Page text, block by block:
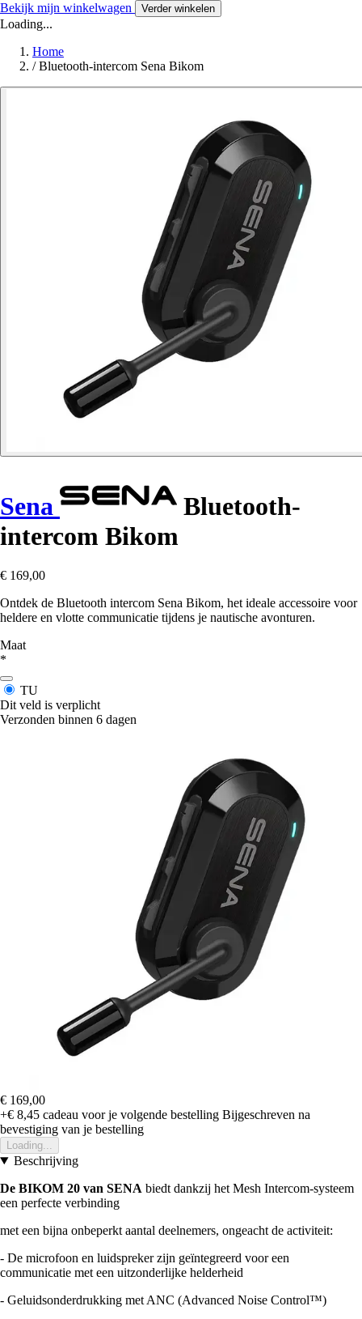
Bekijk mijn winkelwagen Verder winkelen
Loading...
Home
/ Bluetooth-intercom Sena Bikom
Sena
Bluetooth-
intercom Bikom
€ 169,00
Ontdek de Bluetooth intercom Sena Bikom, het ideale accessoire voor
heldere en vlotte communicatie tijdens je nautische avonturen.
Maat
*
TU
Dit veld is verplicht
Verzonden binnen 6 dagen
€ 169,00
+€ 8,45 cadeau voor je volgende bestelling Bijgeschreven na
bevestiging van je bestelling
Loading...
Beschrijving
De BIKOM 20 van SENA biedt dankzij het Mesh Intercom-systeem
een perfecte verbinding
met een bijna onbeperkt aantal deelnemers, ongeacht de activiteit:
- De microfoon en luidspreker zijn geïntegreerd voor een
communicatie met een uitzonderlijke helderheid
- Geluidsonderdrukking met ANC (Advanced Noise Control™)